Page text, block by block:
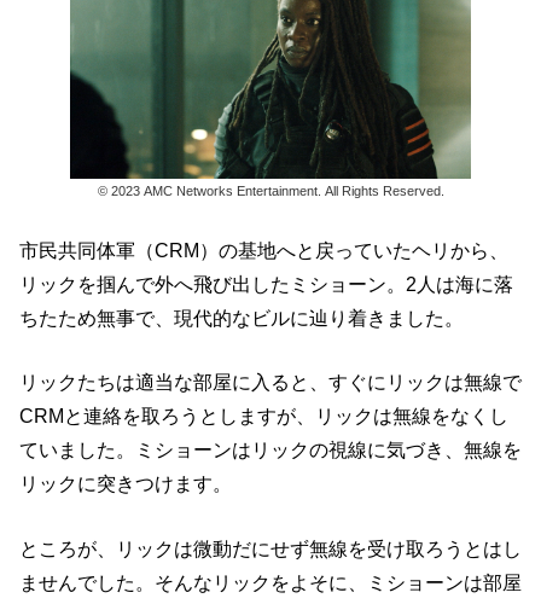
© 2023 AMC Networks Entertainment. All Rights Reserved.
市民共同体軍（CRM）の基地へと戻っていたヘリから、
リックを掴んで外へ飛び出したミショーン。2人は海に落
ちたため無事で、現代的なビルに辿り着きました。
リックたちは適当な部屋に入ると、すぐにリックは無線で
CRMと連絡を取ろうとしますが、リックは無線をなくし
ていました。ミショーンはリックの視線に気づき、無線を
リックに突きつけます。
ところが、リックは微動だにせず無線を受け取ろうとはし
ませんでした。そんなリックをよそに、ミショーンは部屋